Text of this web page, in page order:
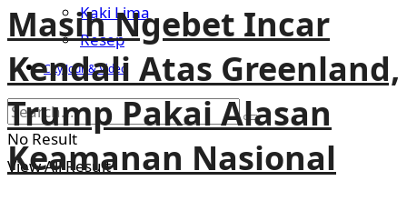
Kaki Lima
Resep
City Jour & Video
No Result
View All Result
Masih Ngebet Incar
Kendali Atas Greenland,
Trump Pakai Alasan
Keamanan Nasional